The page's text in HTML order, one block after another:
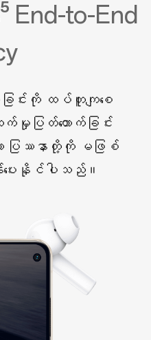
to-End
ြင်းကို ထပ်တူကျစေ
က်မှုပြတ်တောက်ခြင်း
ပြဿနာတို့ကို မဖြစ်
ပေးနိုင်ပါသည်။